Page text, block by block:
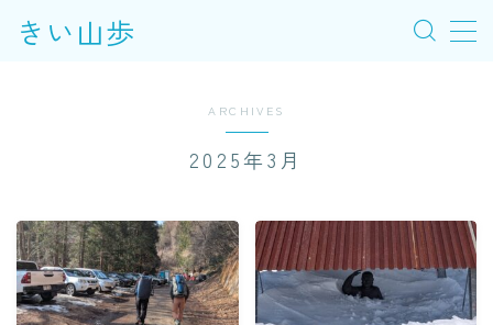
きい山歩
このブログについて
新着記事
クライミング・岩場別記事
ARCHIVES
2025年3月